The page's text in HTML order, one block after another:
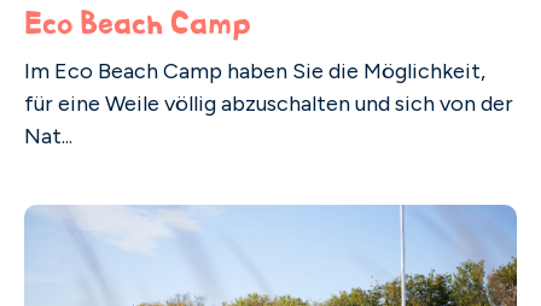
Eco Beach Camp
Im Eco Beach Camp haben Sie die Möglichkeit,
für eine Weile völlig abzuschalten und sich von der
Nat...